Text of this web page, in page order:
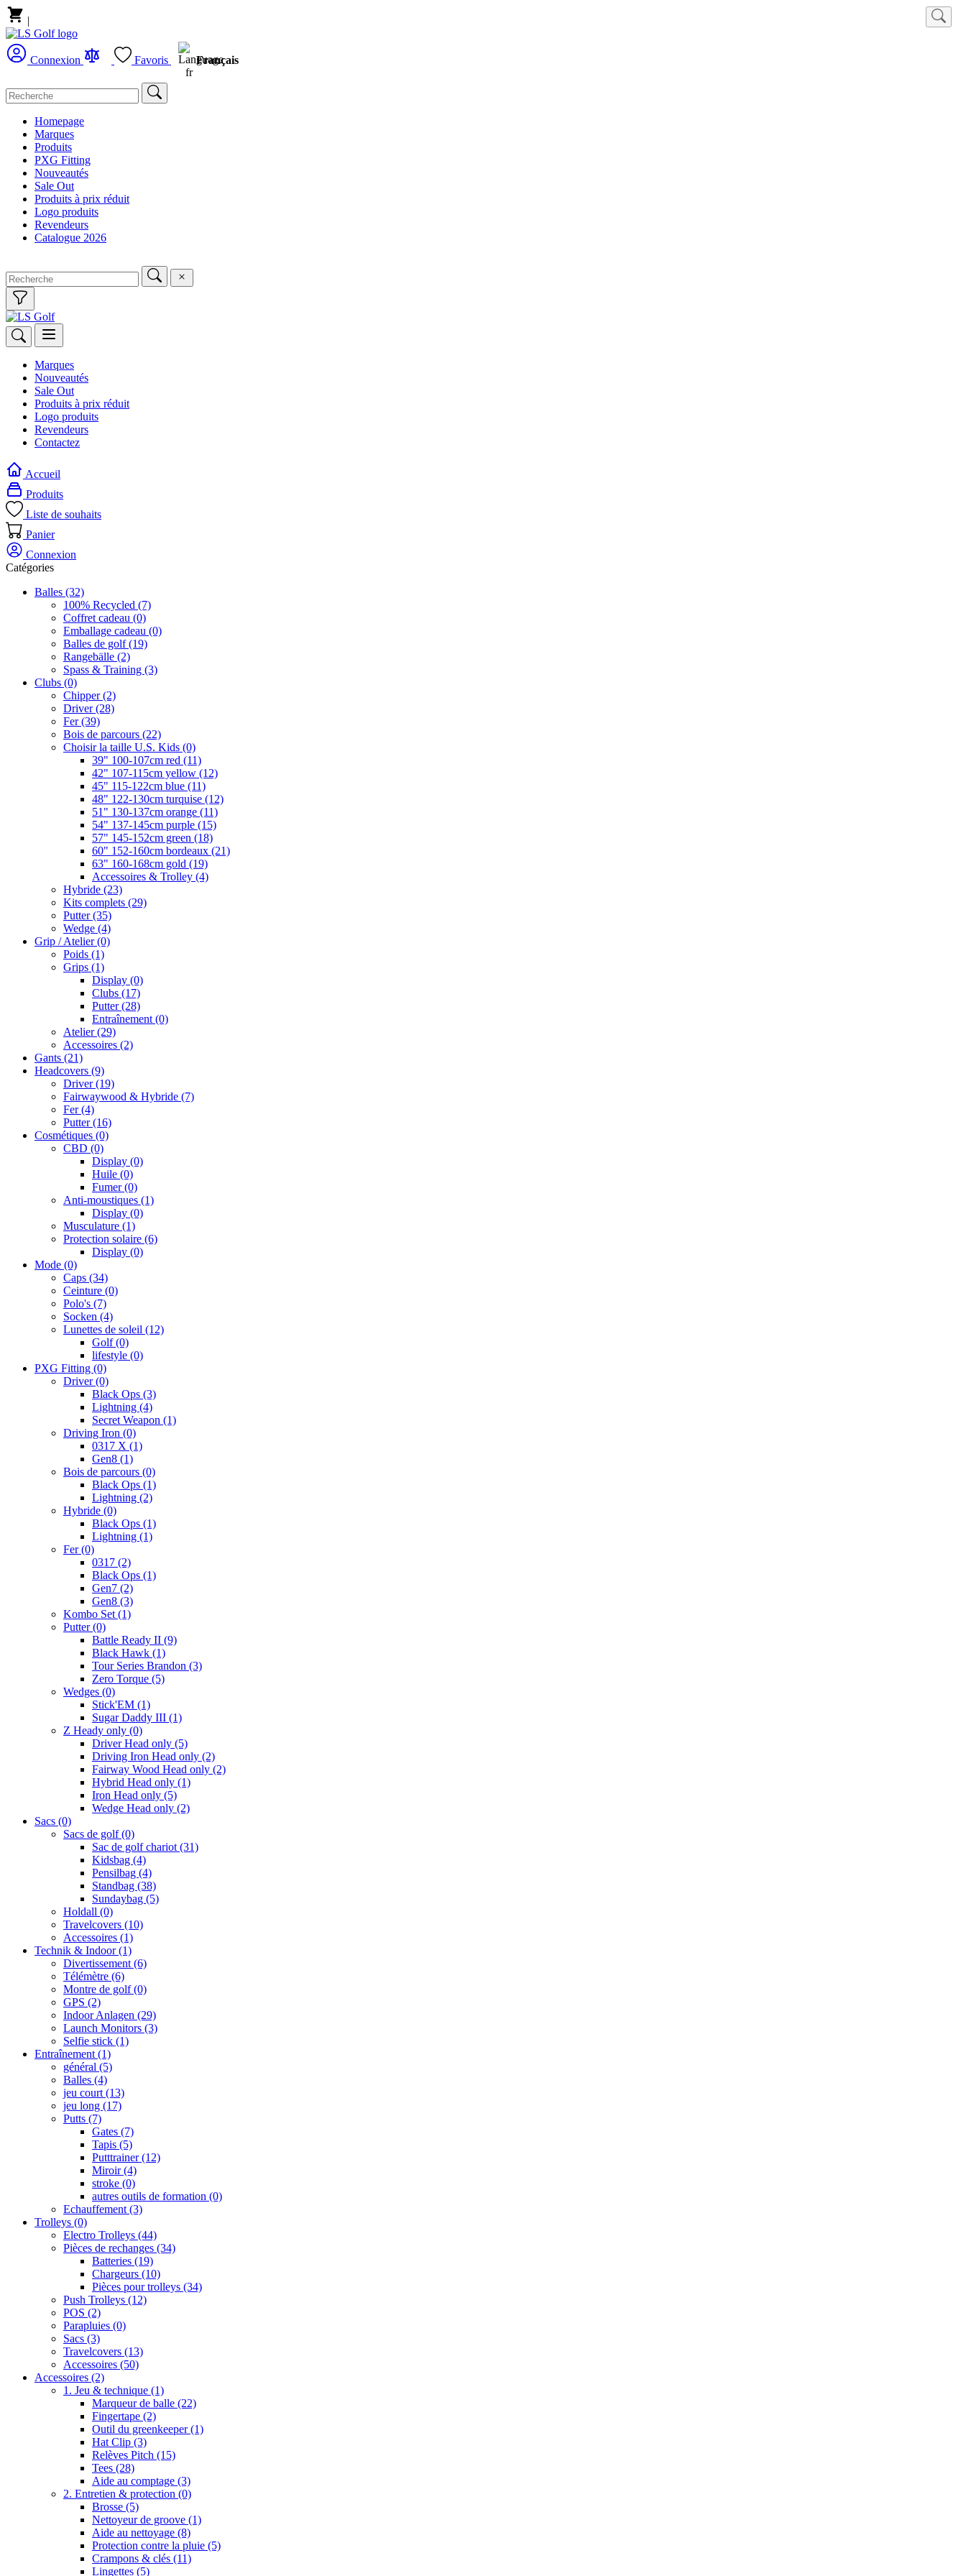
|
Connexion Favoris Français
Homepage
Marques
Produits
PXG Fitting
Nouveautés
Sale Out
Produits à prix réduit
Logo produits
Revendeurs
Catalogue 2026
Marques
Nouveautés
Sale Out
Produits à prix réduit
Logo produits
Revendeurs
Contactez
Accueil
Produits
Liste de souhaits
Panier
Connexion
Catégories
Balles (32)
100% Recycled (7)
Coffret cadeau (0)
Emballage cadeau (0)
Balles de golf(19)
Rangebälle (2)
Spass & Training (3)
Clubs (0)
Chipper(2)
Driver(28)
Fer(39)
Bois de parcours (22)
Choisir la taille U.S. Kids (0)
39" 100-107cm red (11)
42" 107-115cm yellow (12)
45" 115-122cm blue (11)
48" 122-130cm turquise (12)
51" 130-137cm orange (11)
54" 137-145cm purple (15)
57" 145-152cm green (18)
60" 152-160cm bordeaux (21)
63" 160-168cm gold (19)
Accessoires & Trolley (4)
Hybride (23)
Kits complets (29)
Putter(35)
Wedge (4)
Grip / Atelier(0)
Poids (1)
Grips (1)
Display (0)
Clubs (17)
Putter(28)
Entraînement (0)
Atelier(29)
Accessoires (2)
Gants (21)
Headcovers (9)
Driver(19)
Fairwaywood & Hybride (7)
Fer(4)
Putter(16)
Cosmétiques (0)
CBD (0)
Display (0)
Huile (0)
Fumer(0)
Anti-moustiques (1)
Display (0)
Musculature (1)
Protection solaire (6)
Display (0)
Mode (0)
Caps (34)
Ceinture (0)
Polo's (7)
Socken (4)
Lunettes de soleil (12)
Golf(0)
lifestyle (0)
PXG Fitting (0)
Driver(0)
Black Ops (3)
Lightning (4)
Secret Weapon (1)
Driving Iron (0)
0317 X (1)
Gen8 (1)
Bois de parcours (0)
Black Ops (1)
Lightning (2)
Hybride (0)
Black Ops (1)
Lightning (1)
Fer(0)
0317 (2)
Black Ops (1)
Gen7 (2)
Gen8 (3)
Kombo Set (1)
Putter(0)
Battle Ready II (9)
Black Hawk (1)
Tour Series Brandon (3)
Zero Torque (5)
Wedges (0)
Stick'EM (1)
Sugar Daddy III (1)
Z Heady only (0)
Driver Head only (5)
Driving Iron Head only (2)
Fairway Wood Head only (2)
Hybrid Head only (1)
Iron Head only (5)
Wedge Head only (2)
Sacs (0)
Sacs de golf(0)
Sac de golf chariot (31)
Kidsbag (4)
Pensilbag (4)
Standbag (38)
Sundaybag (5)
Holdall (0)
Travelcovers (10)
Accessoires (1)
Technik & Indoor(1)
Divertissement (6)
Télémètre (6)
Montre de golf(0)
GPS (2)
Indoor Anlagen (29)
Launch Monitors (3)
Selfie stick (1)
Entraînement (1)
général (5)
Balles (4)
jeu court (13)
jeu long (17)
Putts (7)
Gates (7)
Tapis (5)
Putttrainer(12)
Miroir(4)
stroke (0)
autres outils de formation (0)
Echauffement (3)
Trolleys (0)
Electro Trolleys (44)
Pièces de rechanges (34)
Batteries (19)
Chargeurs (10)
Pièces pour trolleys (34)
Push Trolleys (12)
POS (2)
Parapluies (0)
Sacs (3)
Travelcovers (13)
Accessoires (50)
Accessoires (2)
1. Jeu & technique (1)
Marqueur de balle (22)
Fingertape (2)
Outil du greenkeeper(1)
Hat Clip (3)
Relèves Pitch (15)
Tees (28)
Aide au comptage (3)
2. Entretien & protection (0)
Brosse (5)
Nettoyeur de groove (1)
Aide au nettoyage (8)
Protection contre la pluie (5)
Crampons & clés (11)
Lingettes (5)